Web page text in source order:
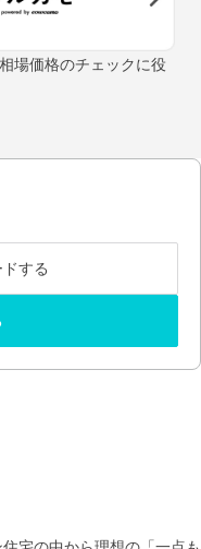
場価格のチェックに役
する